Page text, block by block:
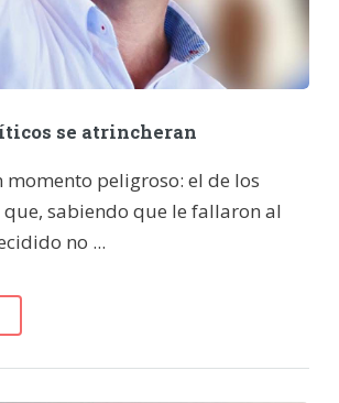
se atrincheran
momento peligroso: el de los
sabiendo que le fallaron al
no ...